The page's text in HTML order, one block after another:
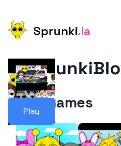
Sprunki.la
Play
More Games